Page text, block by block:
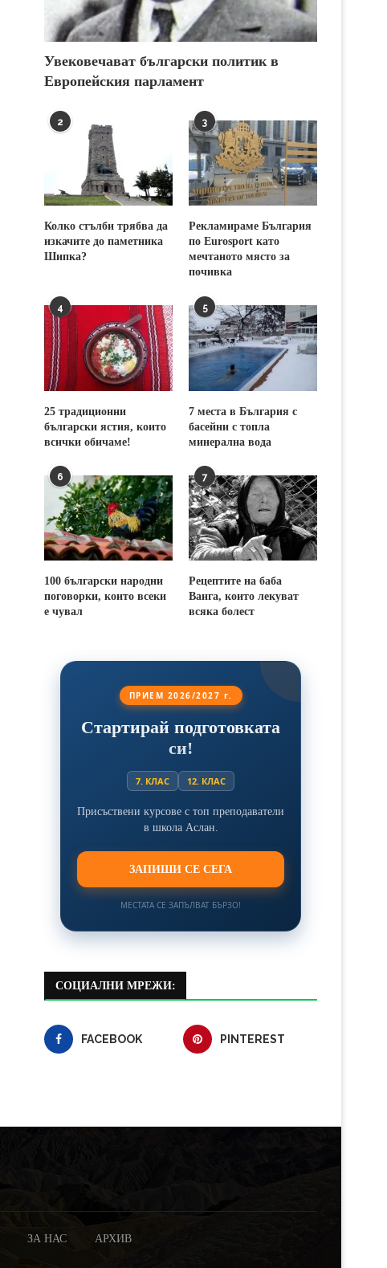
Увековечават български политик в
Европейския парламент
2
Колко стълби трябва да
изкачите до паметника
Шипка?
3
Рекламираме България
по Eurosport като
мечтаното място за
почивка
4
25 традиционни
български ястия, които
всички обичаме!
5
7 места в България с
басейни с топла
минерална вода
6
100 български народни
поговорки, които всеки
е чувал
7
Рецептите на баба
Ванга, които лекуват
всяка болест
ПРИЕМ 2026/2027 г.
Стартирай подготовката
си!
7. КЛАС 12. КЛАС
Присъствени курсове с топ преподаватели
в школа Аслан.
ЗАПИШИ СЕ СЕГА
МЕСТАТА СЕ ЗАПЪЛВАТ БЪРЗО!
СОЦИАЛНИ МРЕЖИ:
FACEBOOK PINTEREST
ЗА НАС АРХИВ